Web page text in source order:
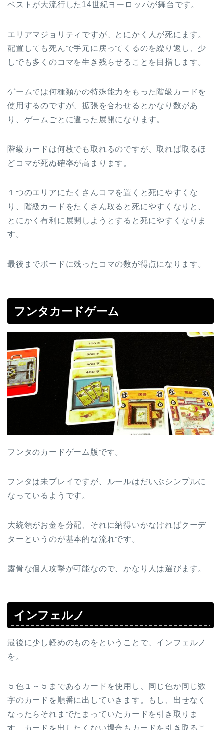
ペストが大流行した14世紀ヨーロッパが舞台です。
エリアマジョリティですが、とにかく人が死にます。
配置しても死んで手元に戻ってくるのを繰り返し、少
しでも多くのコマを生き残らせることを目指します。
ゲームでは何種類かの特殊能力をもった階級カードを
使用するのですが、拡張を合わせるとかなり数があ
り、ゲームごとに違った展開になります。
階級カードは何枚でも取れるのですが、取れば取るほ
どコマが死ぬ確率が高まります。
１つのエリアにたくさんコマを置くと死にやすくな
り、階級カードをたくさん取ると死にやすくなりと、
とにかく有利に展開しようとすると死にやすくなりま
す。
最後までボードに残ったコマの数が得点になります。
フンタカードゲーム
フンタのカードゲーム版です。
フンタは未プレイですが、ルールはだいぶシンプルに
なっているようです。
大統領がお金を分配、それに納得いかなければクーデ
ターというのが基本的な流れです。
露骨な個人攻撃が可能なので、かなり人は選びます。
インフェルノ
最後に少し軽めのものをということで、インフェルノ
を。
５色１～５まであるカードを使用し、同じ色か同じ数
字のカードを順番に出していきます。もし、出せなく
なったらそれまでたまっていたカードを引き取りま
す。カードを出したくない場合もカードを引き取るこ